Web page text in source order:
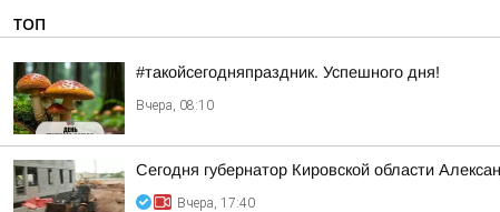
ТОП
#такойсегодняпраздник. Успешного дня!
Вчера, 08:10
Сегодня губернатор Кировской области
Вчера, 17:40